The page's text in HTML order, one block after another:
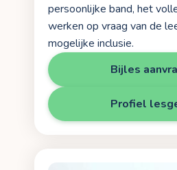
persoonlijke band, het
werken op vraag van de
mogelijke inclusie.
Bijles
Profiel